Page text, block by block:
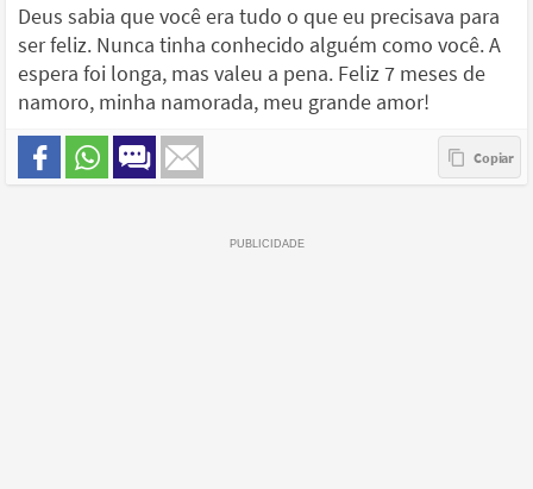
Deus sabia que você era tudo o que eu precisava para
ser feliz. Nunca tinha conhecido alguém como você. A
espera foi longa, mas valeu a pena. Feliz 7 meses de
namoro, minha namorada, meu grande amor!